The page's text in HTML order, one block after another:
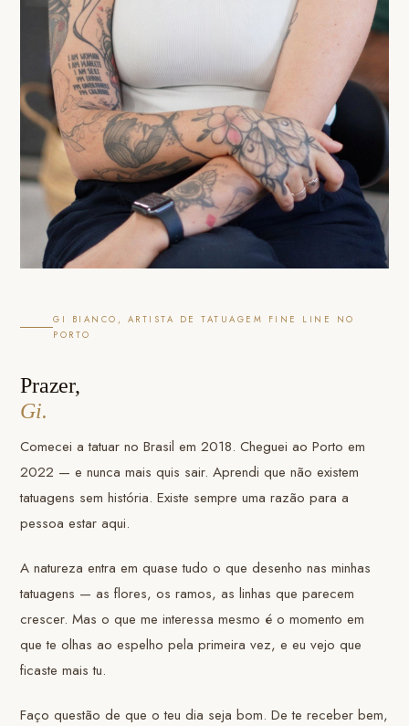
GI BIANCO, ARTISTA DE TATUAGEM FINE LINE NO
PORTO
Prazer,
Gi.
Comecei a tatuar no Brasil em 2018. Cheguei ao Porto em
2022 — e nunca mais quis sair. Aprendi que não existem
tatuagens sem história. Existe sempre uma razão para a
pessoa estar aqui.
A natureza entra em quase tudo o que desenho nas minhas
tatuagens — as flores, os ramos, as linhas que parecem
crescer. Mas o que me interessa mesmo é o momento em
que te olhas ao espelho pela primeira vez, e eu vejo que
ficaste mais tu.
Faço questão de que o teu dia seja bom. De te receber bem,